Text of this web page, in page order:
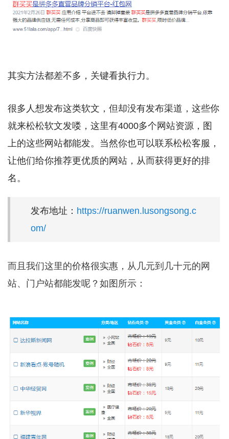
其实方法都差不多，关键看执行力。
很多人想发布这类软文，但却没有发布渠道，这些你
就来松松软文发喽，这里有4000多个网站资源，图
上的这些网站都能发。当然你也可以联系松松客服，
让他们给你推荐更优质的网站，从而获得更好的排
名。
发布地址： https://ruanwen.lusongsong.c
om/
而且我们这里的价格很实惠，从几元到几十元的网
站、门户站都能发呢？如图所示：